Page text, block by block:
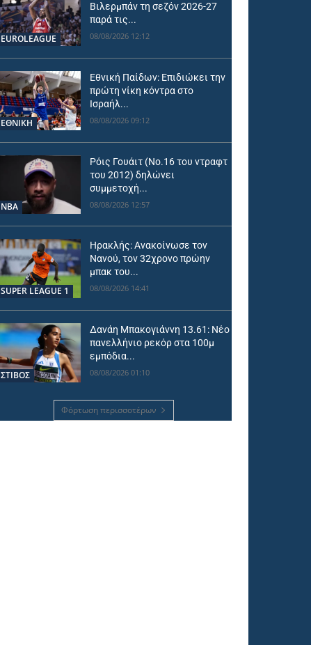
EUROLEAGUE
Βιλερμπάν τη σεζόν 2026-27
παρά τις...
08/08/2026 12:12
ΕΘΝΙΚΉ
Εθνική Παίδων: Επιδιώκει την
πρώτη νίκη κόντρα στο
Ισραήλ...
08/08/2026 09:12
NBA
Ρόις Γουάιτ (Νο.16 του ντραφτ
του 2012) δηλώνει
συμμετοχή...
08/08/2026 12:57
SUPER LEAGUE 1
Ηρακλής: Ανακοίνωσε τον
Νανού, τον 32χρονο πρώην
μπακ του...
08/08/2026 14:41
ΣΤΙΒΟΣ
Δανάη Μπακογιάννη 13.61: Νέο
πανελλήνιο ρεκόρ στα 100μ
εμπόδια...
08/08/2026 01:10
Φόρτωση περισσοτέρων